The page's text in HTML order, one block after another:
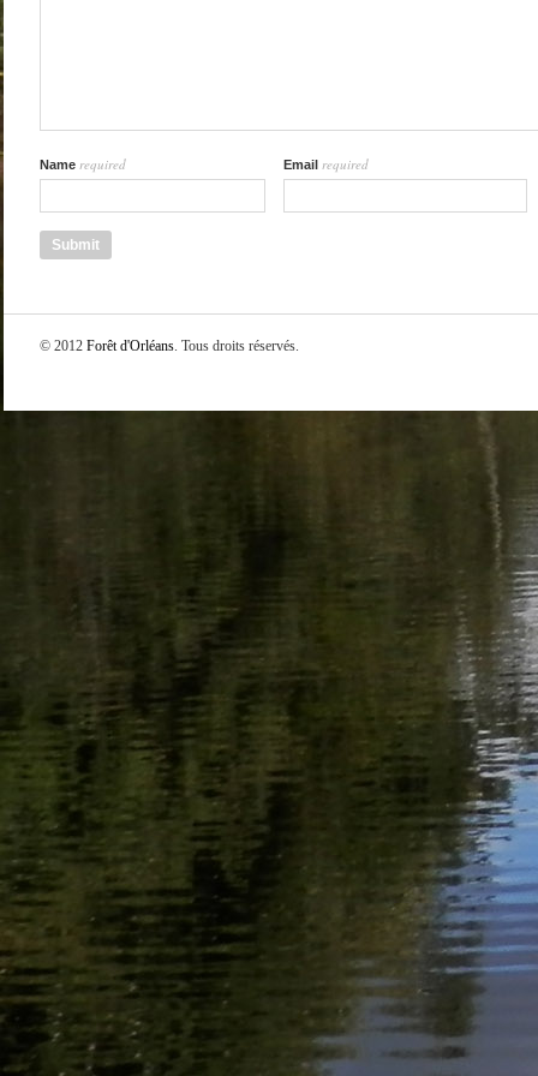
Name required Email required
© 2012 Forêt d'Orléans. Tous droits réservés.